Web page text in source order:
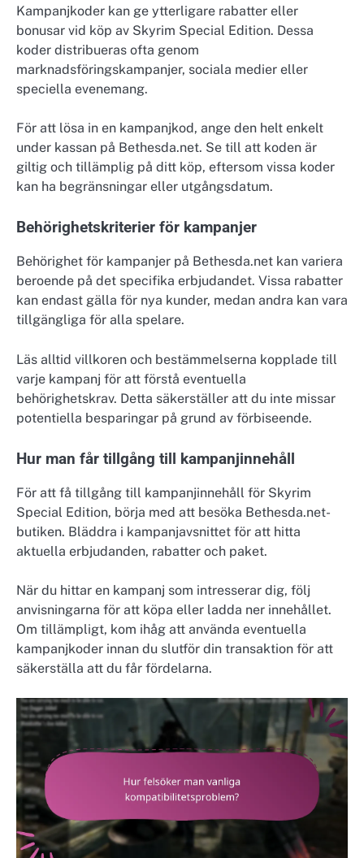
Kampanjkoder kan ge ytterligare rabatter eller
bonusar vid köp av Skyrim Special Edition. Dessa
koder distribueras ofta genom
marknadsföringskampanjer, sociala medier eller
speciella evenemang.
För att lösa in en kampanjkod, ange den helt enkelt
under kassan på Bethesda.net. Se till att koden är
giltig och tillämplig på ditt köp, eftersom vissa koder
kan ha begränsningar eller utgångsdatum.
Behörighetskriterier för kampanjer
Behörighet för kampanjer på Bethesda.net kan variera
beroende på det specifika erbjudandet. Vissa rabatter
kan endast gälla för nya kunder, medan andra kan vara
tillgängliga för alla spelare.
Läs alltid villkoren och bestämmelserna kopplade till
varje kampanj för att förstå eventuella
behörighetskrav. Detta säkerställer att du inte missar
potentiella besparingar på grund av förbiseende.
Hur man får tillgång till kampanjinnehåll
För att få tillgång till kampanjinnehåll för Skyrim
Special Edition, börja med att besöka Bethesda.net-
butiken. Bläddra i kampanjavsnittet för att hitta
aktuella erbjudanden, rabatter och paket.
När du hittar en kampanj som intresserar dig, följ
anvisningarna för att köpa eller ladda ner innehållet.
Om tillämpligt, kom ihåg att använda eventuella
kampanjkoder innan du slutför din transaktion för att
säkerställa att du får fördelarna.